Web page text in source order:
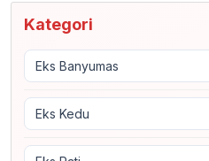
Kategori
Eks Banyumas
Eks Kedu